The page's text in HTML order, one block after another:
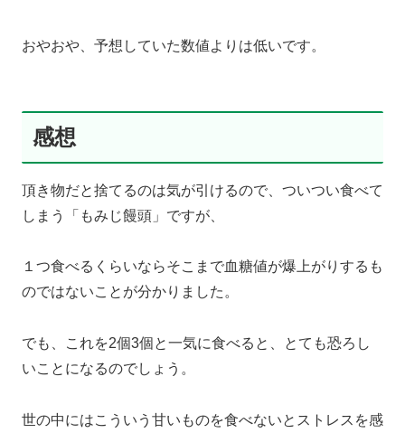
おやおや、予想していた数値よりは低いです。
感想
頂き物だと捨てるのは気が引けるので、ついつい食べて
しまう「もみじ饅頭」ですが、
１つ食べるくらいならそこまで血糖値が爆上がりするも
のではないことが分かりました。
でも、これを2個3個と一気に食べると、とても恐ろし
いことになるのでしょう。
世の中にはこういう甘いものを食べないとストレスを感